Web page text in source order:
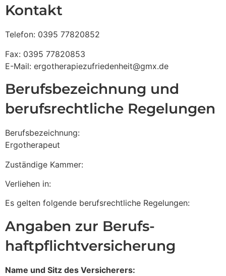
Kontakt
Telefon: 0395 77820852
Fax: 0395 77820853
E-Mail: ergotherapiezufriedenheit@gmx.de
Berufsbezeichnung und
berufsrechtliche Regelungen
Berufsbezeichnung:
Ergotherapeut
Zuständige Kammer:
Verliehen in:
Es gelten folgende berufsrechtliche Regelungen:
Angaben zur Berufs­
haftpflicht­versicherung
Name und Sitz des Versicherers: